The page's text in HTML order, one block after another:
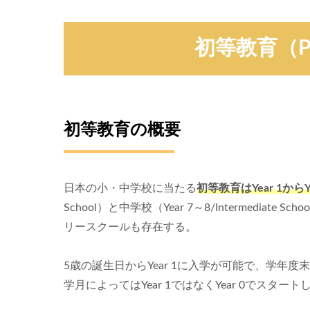
初等教育（
初等教育の概要
日本の小・中学校に当たる初等教育はYear 1から
School）と中学校（Year 7～8/Intermediate
リースクールも存在する。
5歳の誕生日からYear 1に入学が可能で、学年度
学月によってはYear 1ではなくYear 0でスタート